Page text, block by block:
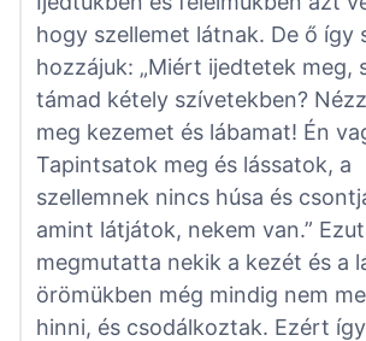
hogy szellemet látnak. De ő így
hozzájuk: „Miért ijedtetek meg,
támad kétely szívetekben?
meg kezemet és lábamat! Én
Tapintsatok meg és lássatok, a
szellemnek nincs húsa és
amint látjátok, nekem van.”
megmutatta nekik a kezét és a
örömükben még mindig nem
hinni, és csodálkoztak. Ezért